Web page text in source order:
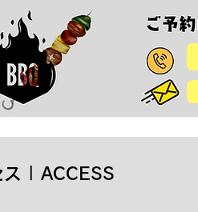
ス | ACCESS